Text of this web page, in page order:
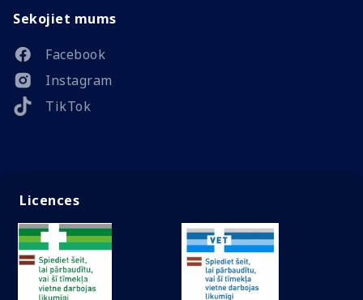
Sekojiet mums
Facebook
Instagram
TikTok
Licences